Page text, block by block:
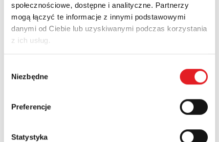
społecznościowe, dostępne i analityczne. Partnerzy
mogą łączyć te informacje z innymi podstawowymi
danymi od Ciebie lub uzyskiwanymi podczas korzystania
z ich usług.
zgody
Niezbędne
Preferencje
Statystyka
Adres e-mail: *
Nazwa firmy:
Województwo: